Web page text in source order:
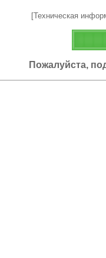
[Техническая
Пожалуйста,